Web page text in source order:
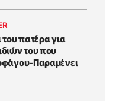
πατέρα για
του που
Παραμένει